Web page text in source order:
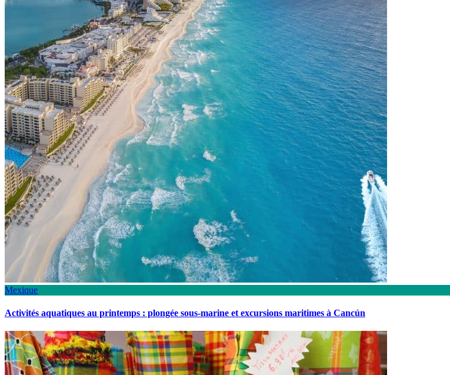
Mexique
Activités aquatiques au printemps : plongée sous-marine et excursions maritimes à Cancún